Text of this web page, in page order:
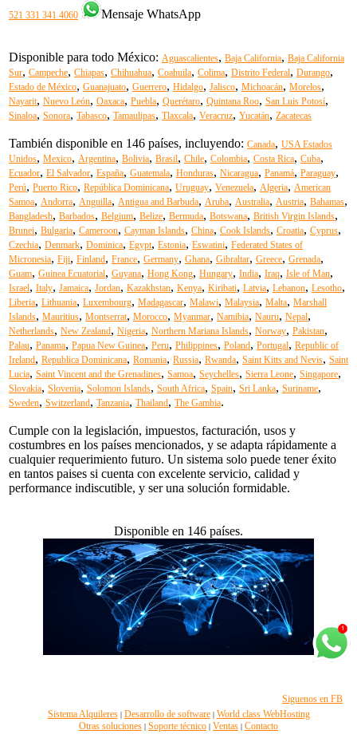
521 331 341 4060 Mensaje WhatsApp
Disponible para todo México: Aguascalientes, Baja California, Baja California
Sur, Campeche, Chiapas, Chihuahua, Coahuila, Colima, Distrito Federal, Durango,
Estado de México, Guanajuato, Guerrero, Hidalgo, Jalisco, Michoacán, Morelos,
Nayarit, Nuevo León, Oaxaca, Puebla, Querétaro, Quintana Roo, San Luis Potosí,
Sinaloa, Sonora, Tabasco, Tamaulipas, Tlaxcala, Veracruz, Yucatán, Zacatecas
También disponible en 146 países, incluyendo: Canada, USA Estados
Unidos, Mexico, Argentina, Bolivia, Brasil, Chile, Colombia, Costa Rica, Cuba,
Ecuador, El Salvador, España, Guatemala, Honduras, Nicaragua, Panamá, Paraguay,
Perú, Puerto Rico, República Dominicana, Uruguay, Venezuela, Algeria, American
Samoa, Andorra, Anguilla, Antigua and Barbuda, Aruba, Australia, Austria, Bahamas,
Bangladesh, Barbados, Belgium, Belize, Bermuda, Botswana, British Virgin Islands,
Brunei, Bulgaria, Cameroon, Cayman Islands, China, Cook Islands, Croatia, Cyprus,
Czechia, Denmark, Dominica, Egypt, Estonia, Eswatini, Federated States of
Micronesia, Fiji, Finland, France, Germany, Ghana, Gibraltar, Greece, Grenada,
Guam, Guinea Ecuatorial, Guyana, Hong Kong, Hungary, India, Iraq, Isle of Man,
Israel, Italy, Jamaica, Jordan, Kazakhstan, Kenya, Kiribati, Latvia, Lebanon, Lesotho,
Liberia, Lithuania, Luxembourg, Madagascar, Malawi, Malaysia, Malta, Marshall
Islands, Mauritius, Montserrat, Morocco, Myanmar, Namibia, Nauru, Nepal,
Netherlands, New Zealand, Nigeria, Northern Mariana Islands, Norway, Pakistan,
Palau, Panama, Papua New Guinea, Peru, Philippines, Poland, Portugal, Republic of
Ireland, Republica Dominicana, Romania, Russia, Rwanda, Saint Kitts and Nevis, Saint
Lucia, Saint Vincent and the Grenadines, Samoa, Seychelles, Sierra Leone, Singapore,
Slovakia, Slovenia, Solomon Islands, South Africa, Spain, Sri Lanka, Suriname,
Sweden, Switzerland, Tanzania, Thailand, The Gambia.
Cumple con la legislación, impuestos, facturación, usos y
costumbres en los países mencionados, y se adapta rápidamente a
cualquier requerimiento futuro. Un sistema solo puede tener éxito
en tantos paises si cuenta con excelente servicio, calidad y
performance indiscutible, y ser una solución formidable.
Disponible en 146 países.
Siguenos en FB
Sistema Alquileres| Desarrollo de software| World class WebHosting
Otras soluciones | Soporte técnico | Ventas | Contacto